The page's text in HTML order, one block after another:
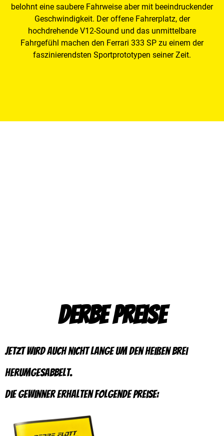
belohnt eine saubere Fahrweise aber mit beeindruckender
Geschwindigkeit. Der offene Fahrerplatz, der
hochdrehende V12-Sound und das unmittelbare
Fahrgefühl machen den Ferrari 333 SP zu einem der
faszinierendsten Sportprototypen seiner Zeit.
Derbe Preise
Jetzt wird auch nicht lange um den heißen Brei
herumgesabbelt.
Die Gewinner erhalten folgende Preise: